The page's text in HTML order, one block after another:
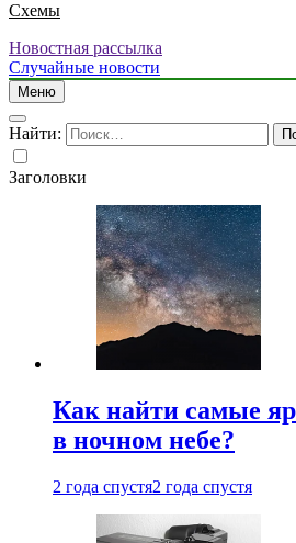
Схемы
Новостная рассылка
Случайные новости
Меню
Найти:
Заголовки
Как найти самые
в ночном небе?
2 года спустя2 года спустя